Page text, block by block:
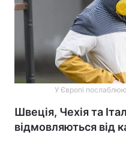
У Європі
Швеція, Чехія та
відмовляються від